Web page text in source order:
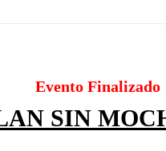
Evento Finalizado
SIN